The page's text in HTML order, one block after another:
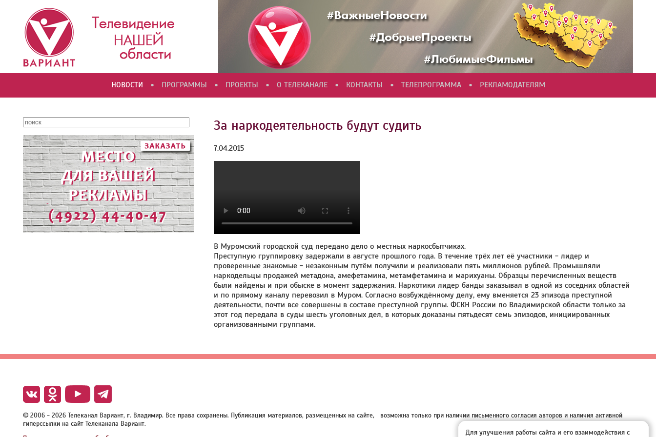
НОВОСТИ • ПРОГРАММЫ • ПРОЕКТЫ • О ТЕЛЕКАНАЛЕ • КОНТАКТЫ • ТЕЛЕПРОГРАММА • РЕКЛАМОДАТЕЛЯМ
За наркодеятельность будут судить
7.04.2015
В Муромский городской суд передано дело о местных наркосбытчиках.
Преступную группировку задержали в августе прошлого года. В течение трёх лет её участники - лидер и
проверенные знакомые - незаконным путём получили и реализовали пять миллионов рублей. Промышляли
наркодельцы продажей метадона, амефетамина, метамфетамина и марихуаны. Образцы перечисленных веществ
были найдены и при обыске в момент задержания. Наркотики лидер банды заказывал в одной из соседних областей
и по прямому каналу перевозил в Муром. Согласно возбуждённому делу, ему вменяется 23 эпизода преступной
деятельности, почти все совершены в составе преступной группы. ФСКН России по Владимирской области только за
этот год передала в суды шесть уголовных дел, в которых доказаны пятьдесят семь эпизодов, инициированных
организованными группами.
© 2006 - 2026 Телеканал Вариант, г. Владимир. Все права сохранены. Публикация материалов, размещенных на сайте, возможна только при наличии письменного согласия авторов и наличия активной
гиперссылки на сайт Телеканала Вариант.
Для улучшения работы сайта и его взаимодействия с